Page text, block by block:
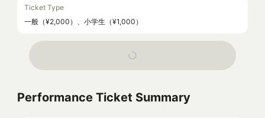
Ticket Type
一般（¥2,000）、小学生（¥1,000）
Performance Ticket Summary